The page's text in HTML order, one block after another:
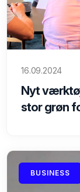
16.09.2024
Nyt
stor grøn
BUSINESS